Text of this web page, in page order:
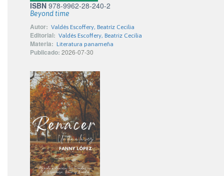
ISBN 978-9962-28-240-2
Beyond time
Autor: Valdés Escoffery, Beatríz Cecilia
Editorial: Valdés Escoffery, Beatriz Cecilia
Materia: Literatura panameña
Publicado: 2026-07-30